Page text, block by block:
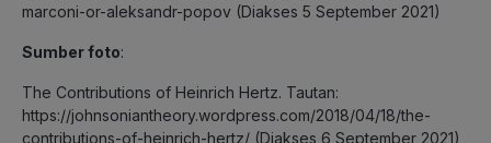
marconi-or-aleksandr-popov (Diakses 5 September 2021)
Sumber foto:
The Contributions of Heinrich Hertz. Tautan:
https://johnsoniantheory.wordpress.com/2018/04/18/the-
contributions-of-heinrich-hertz/ (Diakses 6 September 2021)